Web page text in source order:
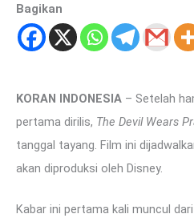
Bagikan
KORAN INDONESIA – Setelah
pertama dirilis, The Devil Wears
tanggal tayang. Film ini
akan diproduksi oleh Disney.
Kabar ini pertama kali muncul